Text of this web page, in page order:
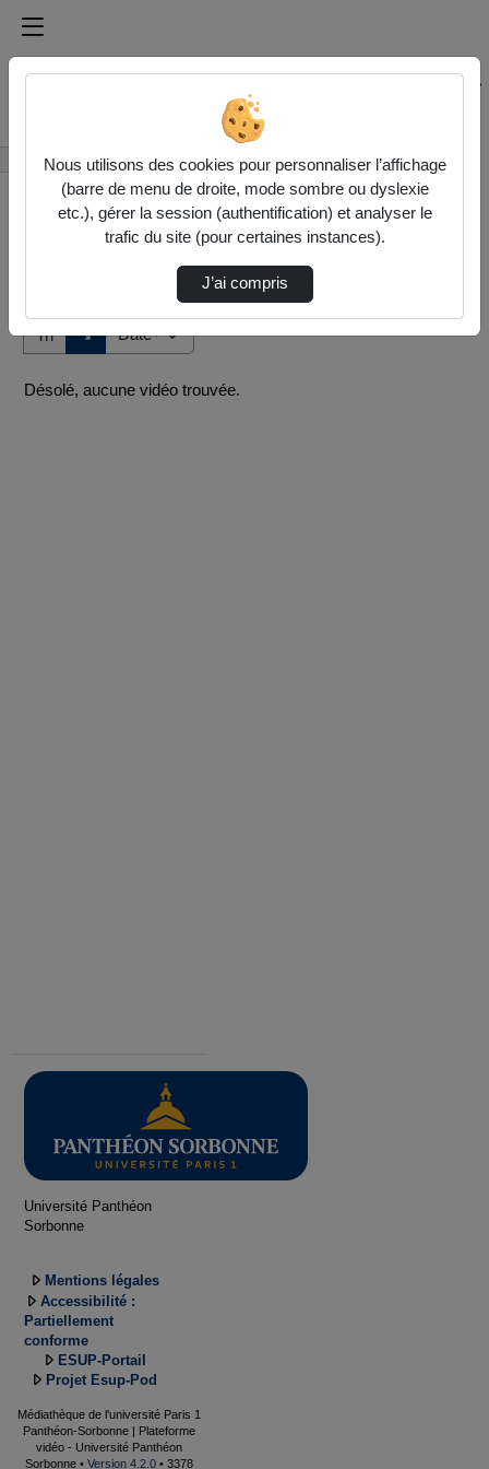
Médiathèque de l'université Paris
Rechercher un média sur Médiathèque de l'université
Accueil Vidéos
Tri ↘
Désolé, aucune vidéo trouvée.
Université Panthéon
Sorbonne
Mentions légales
Accessibilité :
Partiellement
conforme
ESUP-Portail
Projet Esup-Pod
Médiathèque de l'université Paris 1
Panthéon-Sorbonne | Plateforme
vidéo - Université Panthéon
Sorbonne • Version 4.2.0 • 3378
Nous utilisons des cookies pour personnaliser l’affichage
(barre de menu de droite, mode sombre ou dyslexie
etc.), gérer la session (authentification) et analyser le
trafic du site (pour certaines instances).
J’ai compris